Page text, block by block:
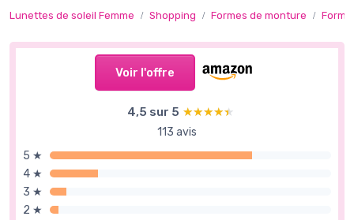
Lunettes de soleil Femme Shopping Formes de monture
Voir l'offre
4,5 sur 5 ★★★★★
★★★★★
113 avis
5 ★
4 ★
3 ★
2 ★